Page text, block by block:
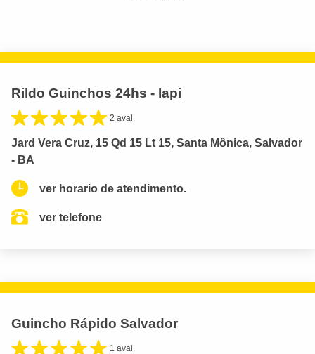
Rildo Guinchos 24hs - Iapi
2 aval.
Jard Vera Cruz, 15 Qd 15 Lt 15, Santa Mônica, Salvador
- BA
ver horario de atendimento.
ver telefone
Guincho Rápido Salvador
1 aval.